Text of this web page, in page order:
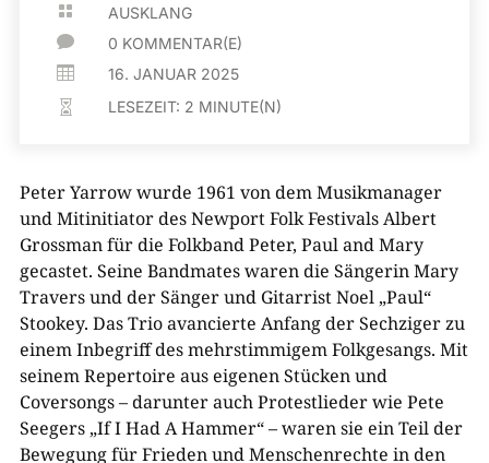
 AUSKLANG
 0 KOMMENTAR(E)
 16. JANUAR 2025
 LESEZEIT: 2 MINUTE(N)
Peter Yarrow wurde 1961 von dem Musikmanager
und Mitinitiator des Newport Folk Festivals Albert
Grossman für die Folkband Peter, Paul and Mary
gecastet. Seine Bandmates waren die Sängerin Mary
Travers und der Sänger und Gitarrist Noel „Paul“
Stookey. Das Trio avancierte Anfang der Sechziger zu
einem Inbegriff des mehrstimmigem Folkgesangs. Mit
seinem Repertoire aus eigenen Stücken und
Coversongs – darunter auch Protestlieder wie Pete
Seegers „If I Had A Hammer“ – waren sie ein Teil der
Bewegung für Frieden und Menschenrechte in den